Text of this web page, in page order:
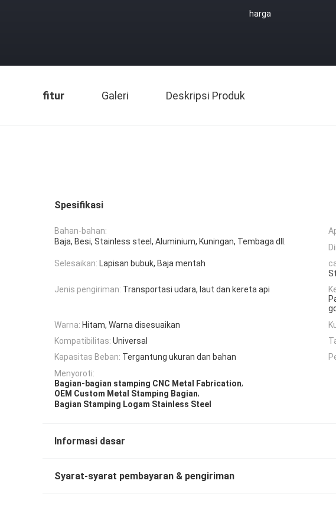
harga
fitur Galeri Deskripsi Produk
Spesifikasi
Bahan-bahan:
Baja, Besi, Stainless steel, Aluminium, Kuningan, Tembaga dll.
Selesaikan: Lapisan bubuk, Baja mentah
Jenis pengiriman: Transportasi udara, laut dan kereta api
Warna: Hitam, Warna disesuaikan
Kompatibilitas: Universal
Kapasitas Beban: Tergantung ukuran dan bahan
Menyoroti:
Bagian-bagian stamping CNC Metal Fabrication,
OEM Custom Metal Stamping Bagian,
Bagian Stamping Logam Stainless Steel
Informasi dasar
Syarat-syarat pembayaran & pengiriman